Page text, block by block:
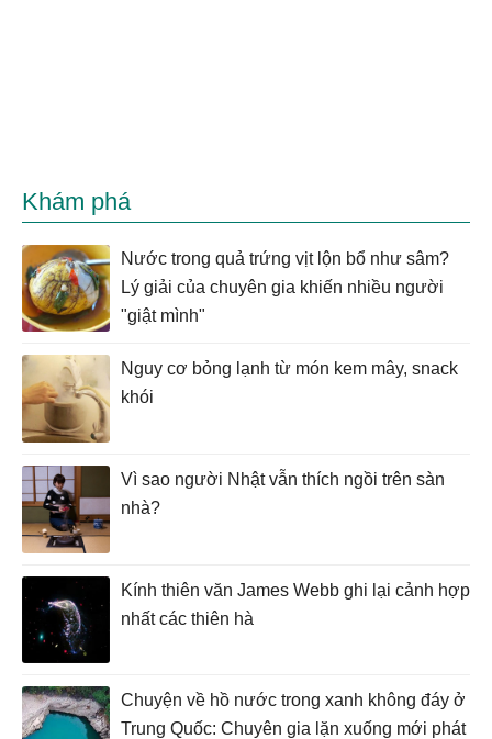
Khám phá
Nước trong quả trứng vịt lộn bổ như sâm?
Lý giải của chuyên gia khiến nhiều người
"giật mình"
Nguy cơ bỏng lạnh từ món kem mây, snack
khói
Vì sao người Nhật vẫn thích ngồi trên sàn
nhà?
Kính thiên văn James Webb ghi lại cảnh hợp
nhất các thiên hà
Chuyện về hồ nước trong xanh không đáy ở
Trung Quốc: Chuyên gia lặn xuống mới phát